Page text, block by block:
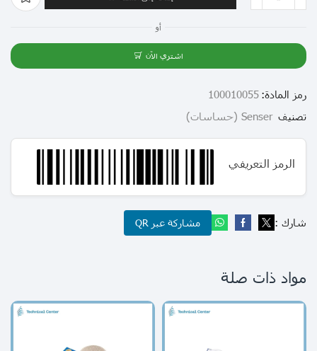
أو
اشتري الآن
رمز المادة: 100010055
تصنيف Senser (حساسات)
الرمز التعريفي
شارك : مشاركة عبر QR
مواد ذات صلة